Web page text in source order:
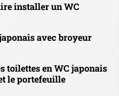
installer un WC
avec broyeur
toilettes en WC japonais
le portefeuille